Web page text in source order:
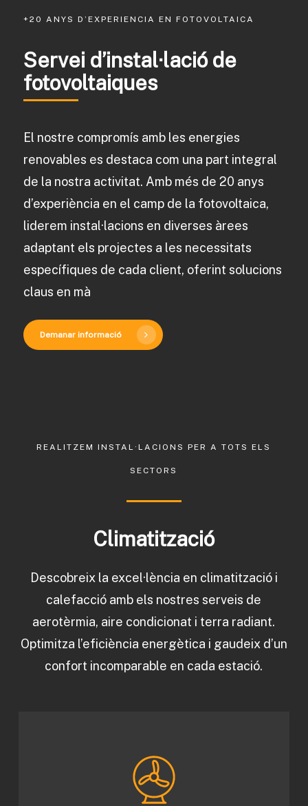
+20 ANYS D’EXPERIENCIA EN FOTOVOLTAICA
Servei d’instal·lació de
fotovoltaiques
El nostre compromís amb les energies
renovables es destaca com una part integral
de la nostra activitat. Amb més de 20 anys
d’experiència en el camp de la fotovoltaica,
liderem instal·lacions en diverses àrees
adaptant els projectes a les necessitats
específiques de cada client, oferint solucions
claus en mà
Demanar informació
REALITZEM INSTAL·LACIONS PER A TOTS ELS
SECTORS
Climatització
Descobreix la excel·lència en climatització i
calefacció amb els nostres serveis de
aerotèrmia, aire condicionat i terra radiant.
Optimitza l’eficiència energètica i gaudeix d’un
confort incomparable en cada estació.